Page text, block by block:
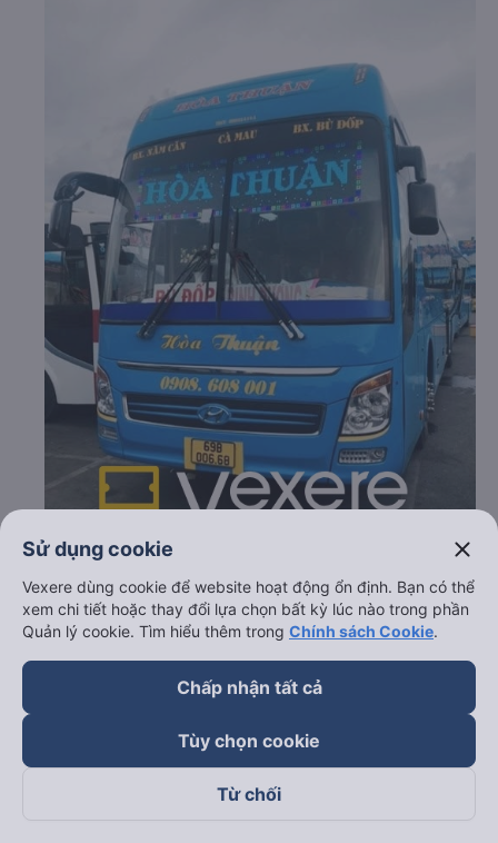
c. Lộ trình, giờ khởi hành và giờ kết thúc của xe khách Hòa
Thuận
Giờ xuất phát ở Long An: 14:30, 15:00, 15:06, 15:30,
Giờ đến nơi ở Thuận An - Bình Dương: 16:30, 17:00,
17:06, 17:30, 18:30, 19:00, 19:06, 19:08
Hòa Thuậnkhoảng: 2 giờ
Sử dụng cookie close
Vexere dùng cookie để website hoạt động ổn định. Bạn có thể
xem chi tiết hoặc thay đổi lựa chọn bất kỳ lúc nào trong phần
Quản lý cookie. Tìm hiểu thêm trong Chính sách Cookie.
Chấp nhận tất cả
Tùy chọn cookie
Từ chối